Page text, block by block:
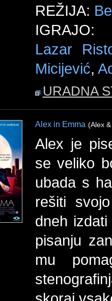
REŽIJA:
Lazar
Micijević,
URADNA
Alex in Emma (Alex
Alex je
se veliko
ubada s
rešiti
dneh
pisanju
mu